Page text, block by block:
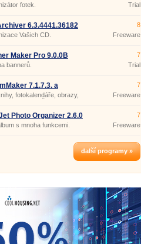
fotek.
Trial
6.3.4441.36182
Vašich CD.
8
Freeware
Maker Pro 9.0.0B
bannerů.
7
Trial
7.1.7.3. a
fotokalendáře, obrazy,
PEXESO z Vašich fotek.
7
Freeware
Photo Organizer 2.6.0
637 s mnoha funkcemi.
7
Freeware
další programy »